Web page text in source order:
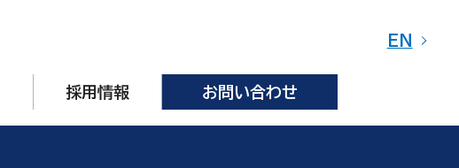
EN
採用情報 お問い合わせ